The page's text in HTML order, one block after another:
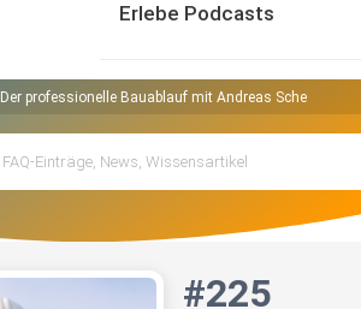
Erlebe Podcasts
Der professionelle Bauablauf mit Andreas Scheibe
#225